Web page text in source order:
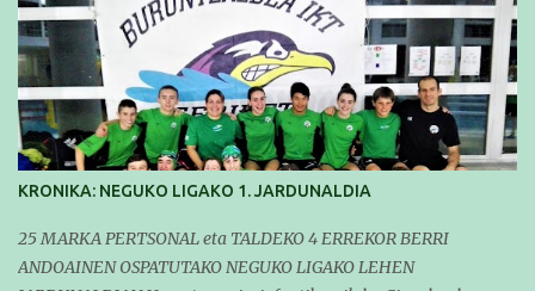
KRONIKA: NEGUKO LIGAKO 1. JARDUNALDIA
25 MARKA PERTSONAL eta TALDEKO 4 ERREKOR BERRI
ANDOAINEN OSPATUTAKO NEGUKO LIGAKO LEHEN